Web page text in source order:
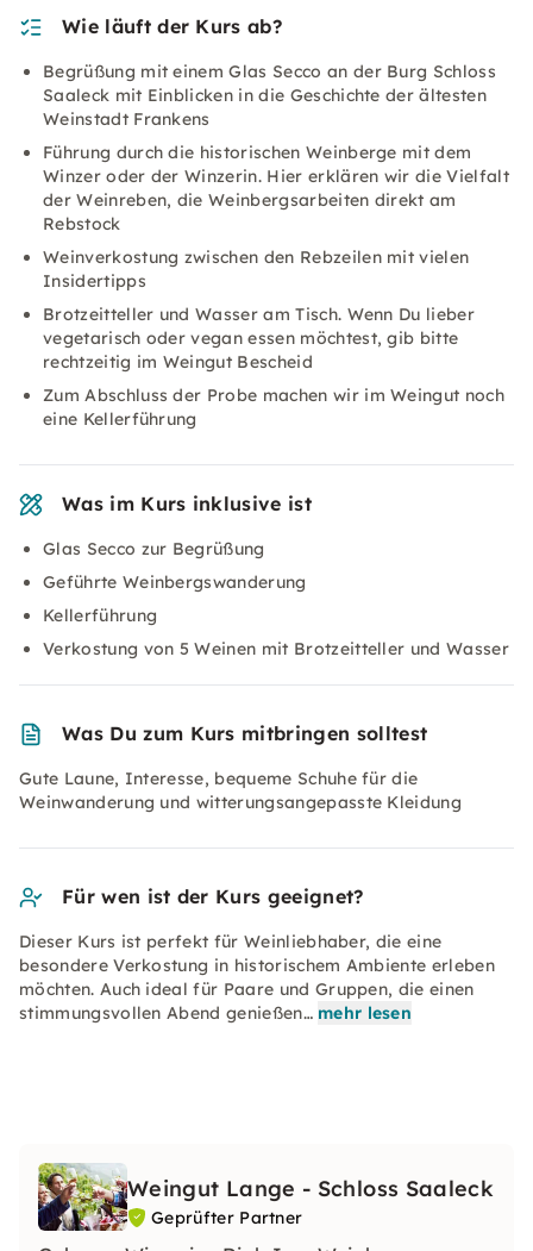
Wie läuft der Kurs ab?
Begrüßung mit einem Glas Secco an der Burg Schloss
Saaleck mit Einblicken in die Geschichte der ältesten
Weinstadt Frankens
Führung durch die historischen Weinberge mit dem
Winzer oder der Winzerin. Hier erklären wir die Vielfalt
der Weinreben, die Weinbergsarbeiten direkt am
Rebstock
Weinverkostung zwischen den Rebzeilen mit vielen
Insidertipps
Brotzeitteller und Wasser am Tisch. Wenn Du lieber
vegetarisch oder vegan essen möchtest, gib bitte
rechtzeitig im Weingut Bescheid
Zum Abschluss der Probe machen wir im Weingut noch
eine Kellerführung
Was im Kurs inklusive ist
Glas Secco zur Begrüßung
Geführte Weinbergswanderung
Kellerführung
Verkostung von 5 Weinen mit Brotzeitteller und Wasser
Was Du zum Kurs mitbringen solltest
Gute Laune, Interesse, bequeme Schuhe für die
Weinwanderung und witterungsangepasste Kleidung
Für wen ist der Kurs geeignet?
Dieser Kurs ist perfekt für Weinliebhaber, die eine
besondere Verkostung in historischem Ambiente erleben
möchten. Auch ideal für Paare und Gruppen, die einen
stimmungsvollen Abend genießen… mehr lesen
Weingut Lange - Schloss Saaleck
Geprüfter Partner